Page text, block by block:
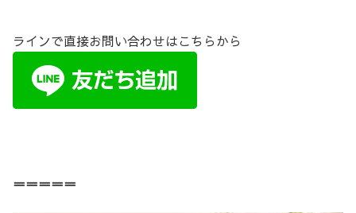
ラインで直接お問い合わせはこちらから
＝＝＝＝＝